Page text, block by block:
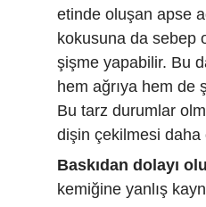
etinde oluşan apse
kokusuna da sebep
şişme yapabilir. Bu
hem ağrıya hem de
Bu tarz durumlar
dişin çekilmesi daha
Baskıdan dolayı
kemiğine yanlış